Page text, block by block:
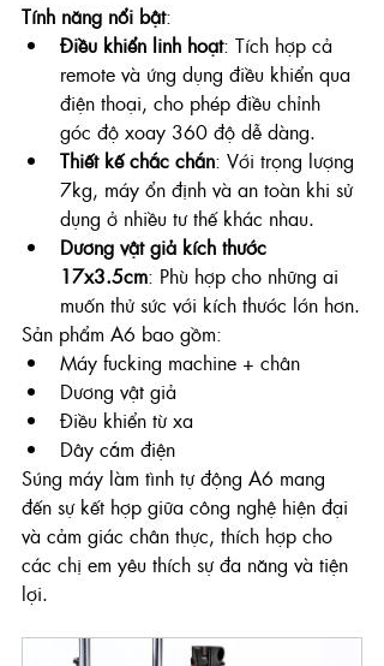
Tính năng nổi bật:
Điều khiển linh hoạt: Tích hợp cả
remote và ứng dụng điều khiển qua
điện thoại, cho phép điều chỉnh
góc độ xoay 360 độ dễ dàng.
Thiết kế chắc chắn: Với trọng lượng
7kg, máy ổn định và an toàn khi sử
dụng ở nhiều tư thế khác nhau.
Dương vật giả kích thước
17x3.5cm: Phù hợp cho những ai
muốn thử sức với kích thước lớn hơn.
Sản phẩm A6 bao gồm:
Máy fucking machine + chân
Dương vật giả
Điều khiển từ xa
Dây cắm điện
Súng máy làm tình tự động A6 mang
đến sự kết hợp giữa công nghệ hiện đại
và cảm giác chân thực, thích hợp cho
các chị em yêu thích sự đa năng và tiện
lợi.